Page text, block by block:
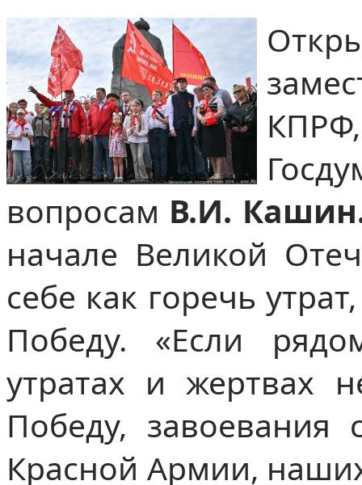
вопросам В.И.
начале Великой
себе как горечь
Победу. «Если
утратах и жертвах
Победу, завоевания
Красной Армии,